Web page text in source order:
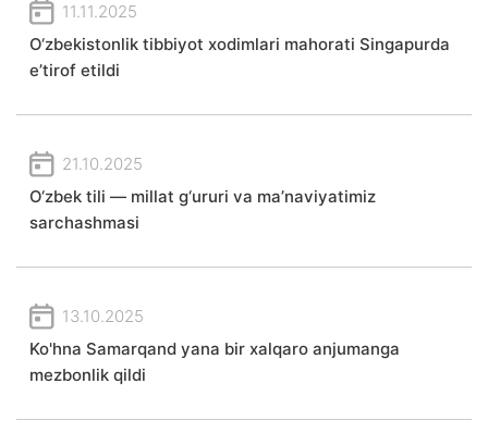
11.11.2025
O‘zbekistonlik tibbiyot xodimlari mahorati Singapurda
e’tirof etildi
21.10.2025
O‘zbek tili — millat g‘ururi va ma’naviyatimiz
sarchashmasi
13.10.2025
Ko'hna Samarqand yana bir xalqaro anjumanga
mezbonlik qildi